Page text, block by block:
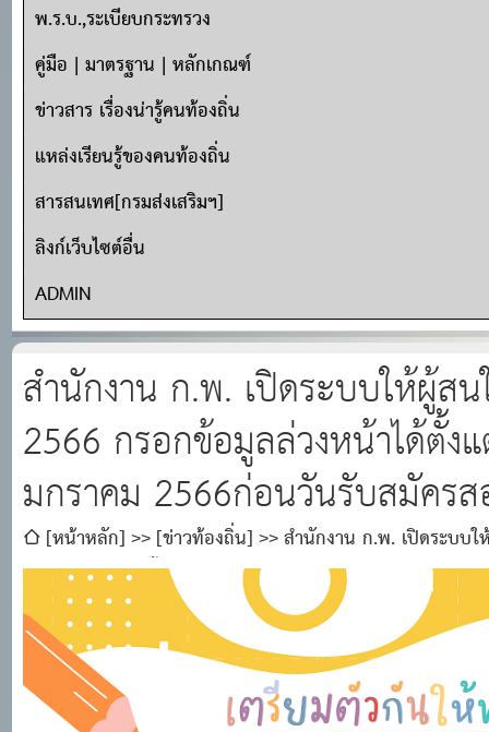
พ.ร.บ.,ระเบียบกระทรวง
คู่มือ | มาตรฐาน | หลักเกณฑ์
ข่าวสาร เรื่องน่ารู้คนท้องถิ่น
แหล่งเรียนรู้ของคนท้องถิ่น
สารสนเทศ[กรมส่งเสริมฯ]
ลิงก์เว็บไซต์อื่น
ADMIN
สำนักงาน ก.พ. เปิดระบบให้ผู้ส
2566 กรอกข้อมูลล่วงหน้าได้ตั้
มกราคม 2566ก่อนวันรับสมัคร
[หน้าหลัก] [ข่าวท้องถิ่น]
สำนักงาน ก.พ. เปิดระบบ
ข้อมูลล่วงหน้าได้ตั้งแต่วันที่ 6 - 28 มกราคม 2566ก่อนวันรับ